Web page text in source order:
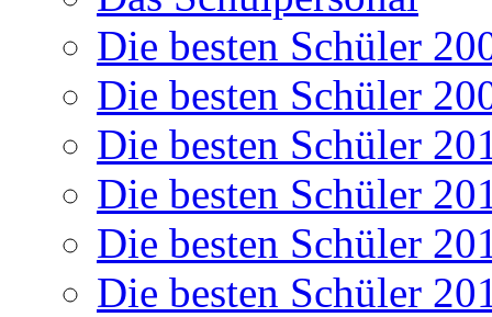
Die besten Schüler
Die besten Schüler
Die besten Schüler
Die besten Schüler
Die besten Schüler
Die besten Schüler